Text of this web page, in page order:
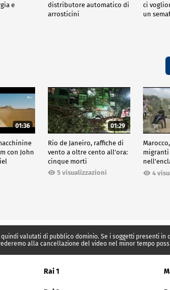
e
distributore automatico di
arrosticini
ci
un
01:36
con John
01:29
Rio de Janeiro, raffiche di
vento a oltre cento all'ora:
cinque morti
5 visualizzazioni
migranti
Ceuta
4
valutati di pubblico dominio. Se i soggetti presenti
alla cancellazione del video nel minor tempo
Rai 1